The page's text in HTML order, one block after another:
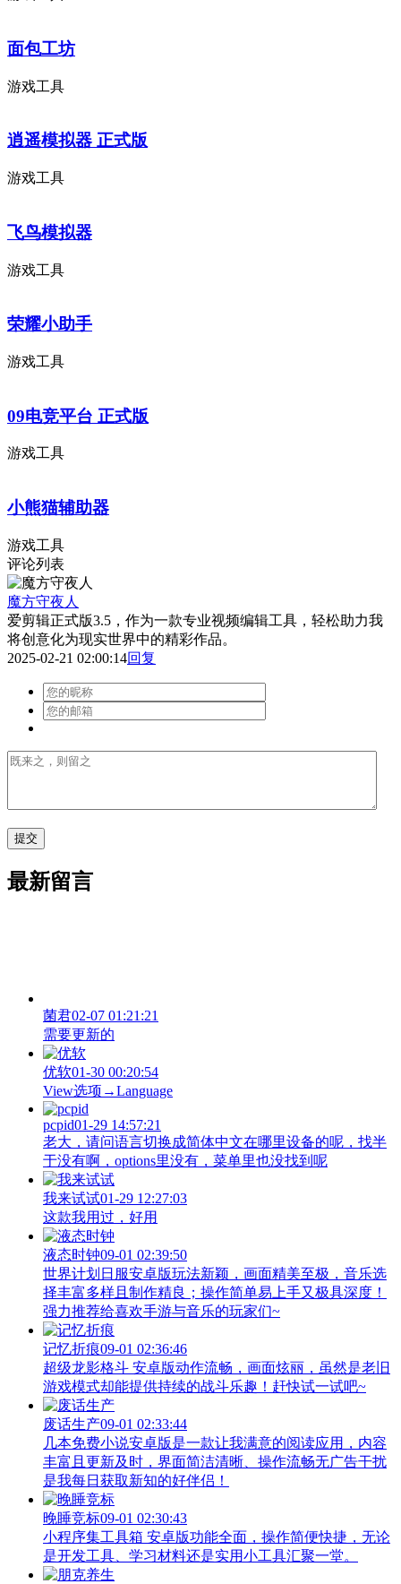
面包工坊
游戏工具
逍遥模拟器 正式版
游戏工具
飞鸟模拟器
游戏工具
荣耀小助手
游戏工具
09电竞平台 正式版
游戏工具
小熊猫辅助器
游戏工具
评论列表
魔方守夜人
爱剪辑正式版3.5，作为一款专业视频编辑工具，轻松助力我
将创意化为现实世界中的精彩作品。
2025-02-21 02:00:14回复
最新留言
菌君02-07 01:21:21
需要更新的
优软01-30 00:20:54
View‌选项→Language
pcpid01-29 14:57:21
老大，请问语言切换成简体中文在哪里设备的呢，找半
于没有啊，options里没有，菜单里也没找到呢
我来试试01-29 12:27:03
这款我用过，好用
液态时钟09-01 02:39:50
世界计划日服安卓版玩法新颖，画面精美至极，音乐选
择丰富多样且制作精良；操作简单易上手又极具深度！
强力推荐给喜欢手游与音乐的玩家们~
记忆折痕09-01 02:36:46
超级龙影格斗 安卓版动作流畅，画面炫丽，虽然是老旧
游戏模式却能提供持续的战斗乐趣！赶快试一试吧~
废话生产09-01 02:33:44
几本免费小说安卓版是一款让我满意的阅读应用，内容
丰富且更新及时，界面简洁清晰、操作流畅无广告干扰
是我每日获取新知的好伴侣！
晚睡竞标09-01 02:30:43
小程序集工具箱 安卓版功能全面，操作简便快捷，无论
是开发工具、学习材料还是实用小工具汇聚一堂。